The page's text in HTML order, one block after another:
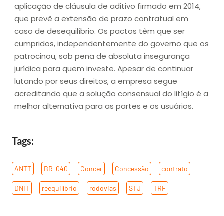
aplicação de cláusula de aditivo firmado em 2014,
que prevê a extensão de prazo contratual em
caso de desequilíbrio. Os pactos têm que ser
cumpridos, independentemente do governo que os
patrocinou, sob pena de absoluta insegurança
jurídica para quem investe. Apesar de continuar
lutando por seus direitos, a empresa segue
acreditando que a solução consensual do litígio é a
melhor alternativa para as partes e os usuários.
Tags:
ANTT BR-040 Concer Concessão contrato
DNIT reequilíbrio rodovias STJ TRF